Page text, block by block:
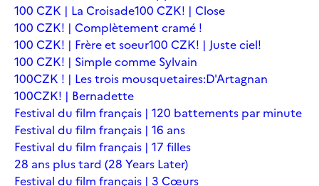
100 CZK | La Croisade100 CZK! | Close
100 CZK! | Complètement cramé !
100 CZK! | Frère et soeur100 CZK! | Juste ciel!
100 CZK! | Simple comme Sylvain
100CZK ! | Les trois mousquetaires:D'Artagnan
100CZK! | Bernadette
Festival du film français | 120 battements par minute
Festival du film français | 16 ans
Festival du film français | 17 filles
28 ans plus tard (28 Years Later)
Festival du film français | 3 Cœurs